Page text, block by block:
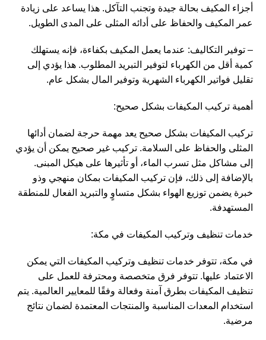
أجزاء المكيف بحالة جيدة وتجنب التآكل. هذا يساعد على زيادة
عمر المكيف والحفاظ على أدائه المثلى على المدى الطويل.
– توفير التكاليف: عندما يعمل المكيف بكفاءة، فإنه يستهلك
كمية أقل من الكهرباء لتوفير التبريد المطلوب. هذا يؤدي إلى
تقليل فواتير الكهرباء الشهرية وتوفير المال بشكل عام.
أهمية تركيب المكيفات بشكل صحيح:
تركيب المكيفات بشكل صحيح يعد مهمة حرجة لضمان أدائها
المثلى والحفاظ على السلامة. تركيب غير صحيح يمكن أن يؤدي
إلى مشاكل مثل تسرب الماء، أو تأثيرها على هيكل المبنى.
بالإضافة إلى ذلك، فإن تركيب المكيفات بمكان منهجي وذو
خبرة يضمن توزيع الهواء بشكل متساوٍ والتبريد الفعال للمنطقة
المستهدفة.
خدمات تنظيف وتركيب المكيفات في مكة:
في مكة، تتوفر خدمات تنظيف وتركيب المكيفات التي يمكن
الاعتماد عليها. تتوفر فرق متخصصة ومحترفة للعمل على
تنظيف المكيفات بطرق آمنة وفعالة وفقًا للمعايير العالمية. يتم
استخدام المعدات المناسبة والمنتجات المعتمدة لضمان نتائج
مرضية.